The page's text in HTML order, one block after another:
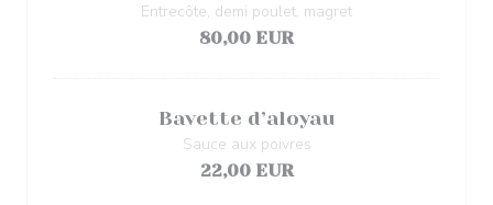
Entrecôte, demi poulet, magret
80,00 EUR
Bavette d’aloyau
Sauce aux poivres
22,00 EUR